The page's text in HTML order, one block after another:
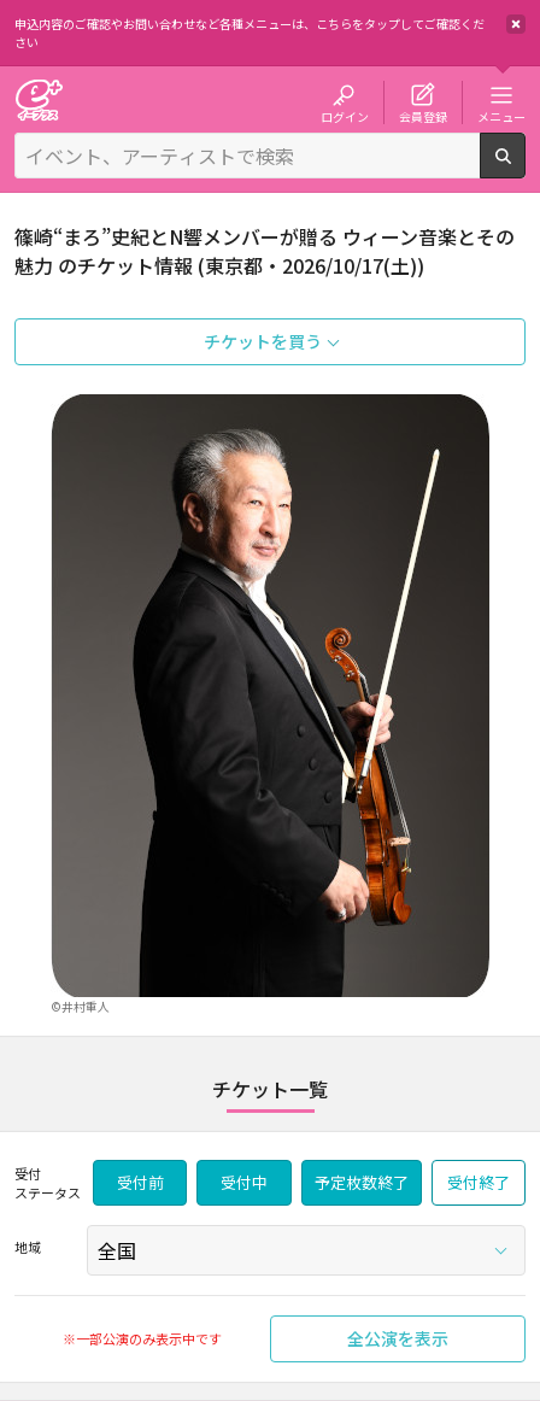
申込内容のご確認やお問い合わせなど各種メニューは、 こちらをタップしてご確認くだ
さい
ログイン 会員登録 メニュー
篠崎“まろ”史紀とN響メンバーが贈る ウィーン音楽とその
魅力 のチケット情報 (東京都・2026/10/17(土))
チケットを買う
©井村重人
チケット一覧
受付
ステータス
受付前 受付中 予定枚数終了 受付終了
地域
※一部公演のみ表示中です 全公演を表示